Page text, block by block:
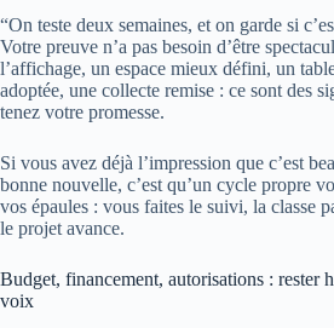
“On teste deux semaines, et on garde si
Votre preuve n’a pas besoin d’être
l’affichage, un espace mieux défini, un
adoptée, une collecte remise : ce sont des
tenez votre promesse.
Si vous avez déjà l’impression que c’est
bonne nouvelle, c’est qu’un cycle propre
vos épaules : vous faites le suivi, la classe
le projet avance.
Budget, financement, autorisations : rester
voix